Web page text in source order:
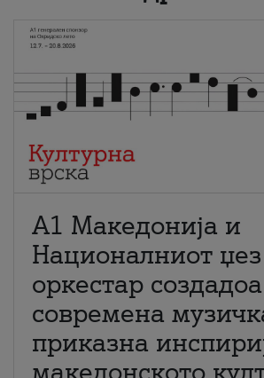
А1 Македонија и
Националниот џез
оркестар создадоа
современа
приказна
македонското